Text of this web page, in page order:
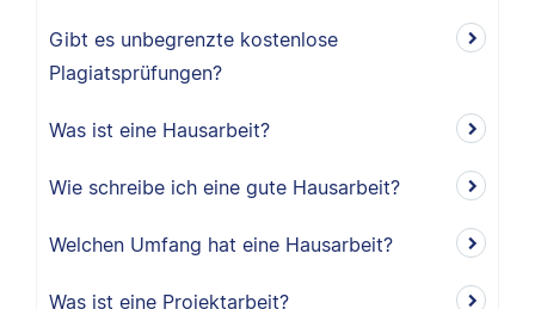
Gibt es unbegrenzte kostenlose
Plagiatsprüfungen?
Was ist eine Hausarbeit?
Wie schreibe ich eine gute Hausarbeit?
Welchen Umfang hat eine Hausarbeit?
Was ist eine Projektarbeit?